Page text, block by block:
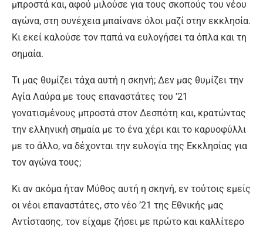
μπροστά και, αφού μιλούσε για τους σκοπούς του νέου
αγώνα, στη συνέχεια μπαίνανε όλοι μαζί στην εκκλησία.
Κι εκεί καλούσε τον παπά να ευλογήσει τα όπλα και τη
σημαία.
Τι μας θυμίζει τάχα αυτή η σκηνή; Δεν μας θυμίζει την
Αγία Λαύρα με τους επαναστάτες του ’21
γονατισμένους μπροστά στον Δεσπότη και, κρατώντας
την ελληνική σημαία με το ένα χέρι και το καρυοφύλλι
με το άλλο, να δέχονται την ευλογία της Εκκλησίας για
τον αγώνα τους;
Κι αν ακόμα ήταν Μύθος αυτή η σκηνή, εν τούτοις εμείς
οι νέοι επαναστάτες, στο νέο ’21 της Εθνικής μας
Αντίστασης, τον είχαμε ζήσει με πρώτο και καλλίτερο